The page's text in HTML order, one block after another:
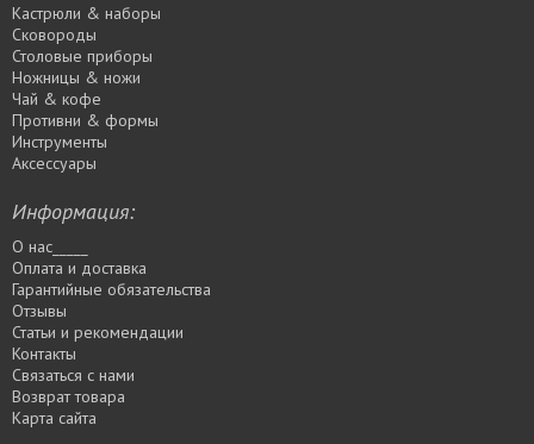
Кастрюли & наборы
Сковороды
Столовые приборы
Ножницы & ножи
Чай & кофе
Противни & формы
Инструменты
Аксессуары
Информация:
О нас_____
Оплата и доставка
Гарантийные обязательства
Отзывы
Статьи и рекомендации
Контакты
Связаться с нами
Возврат товара
Карта сайта